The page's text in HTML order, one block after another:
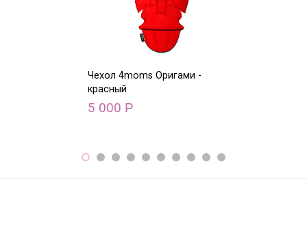
Чехол 4moms Оригами -
красный
5 000 Р